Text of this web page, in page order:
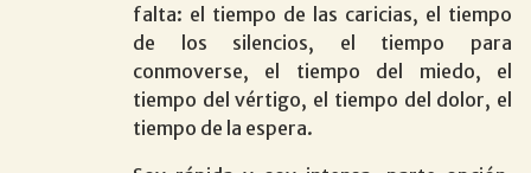
falta: el tiempo de las caricias, el tiempo
de los silencios, el tiempo para
conmoverse, el tiempo del miedo, el
tiempo del vértigo, el tiempo del dolor, el
tiempo de la espera.